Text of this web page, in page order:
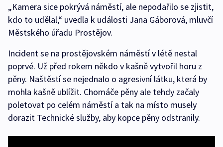
„Kamera sice pokrývá náměstí, ale nepodařilo se zjistit,
kdo to udělal,“ uvedla k události Jana Gáborová, mluvčí
Městského úřadu Prostějov.
Incident se na prostějovském náměstí v létě nestal
poprvé. Už před rokem někdo v kašně vytvořil horu z
pěny. Naštěstí se nejednalo o agresivní látku, která by
mohla kašně ublížit. Chomáče pěny ale tehdy začaly
poletovat po celém náměstí a tak na místo musely
dorazit Technické služby, aby kopce pěny odstranily.